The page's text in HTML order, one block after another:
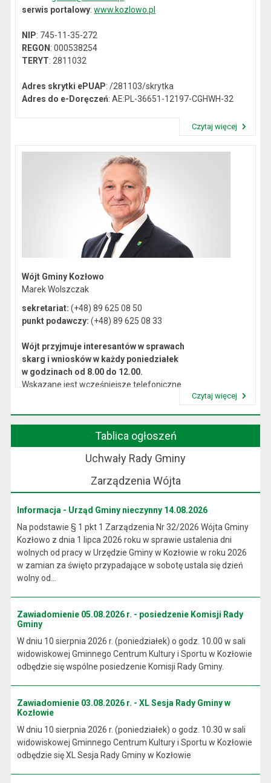
serwis portalowy:www.kozlowo.pl
NIP: 745-11-35-272
REGON: 000538254
TERYT: 2811032
Adres skrytki ePUAP: /281103/skrytka
Adres do e-Doręczeń: AE:PL-36651-12197-CGHWH-32
Czytaj więcej
Wójt Gminy Kozłowo
Marek Wolszczak
sekretariat: (+48) 89 625 08 50
punkt podawczy: (+48) 89 625 08 33
Wójt przyjmuje interesantów w sprawach
skarg i wniosków w każdy poniedziałek
w godzinach od 8.00 do 12.00.
Wskazane jest wcześniejsze telefoniczne
Czytaj więcej
Tablica ogłoszeń
Uchwały Rady Gminy
Zarządzenia Wójta
Informacja - Urząd Gminy nieczynny 14.08.2026
Na podstawie § 1 pkt 1 Zarządzenia Nr 32/2026 Wójta Gminy
Kozłowo z dnia 1 lipca 2026 roku w sprawie ustalenia dni
wolnych od pracy w Urzędzie Gminy w Kozłowie w roku 2026
w zamian za święto przypadające w sobotę ustala się dzień
wolny od...
Zawiadomienie 05.08.2026 r. - posiedzenie Komisji Rady
Gminy
W dniu 10 sierpnia 2026 r. (poniedziałek) o godz. 10.00 w sali
widowiskowej Gminnego Centrum Kultury i Sportu w Kozłowie
odbędzie się wspólne posiedzenie Komisji Rady Gminy.
Zawiadomienie 03.08.2026 r. - XL Sesja Rady Gminy w
Kozłowie
W dniu 10 sierpnia 2026 r. (poniedziałek) o godz. 10.30 w sali
widowiskowej Gminnego Centrum Kultury i Sportu w Kozłowie
odbędzie się XL Sesja Rady Gminy w Kozłowie